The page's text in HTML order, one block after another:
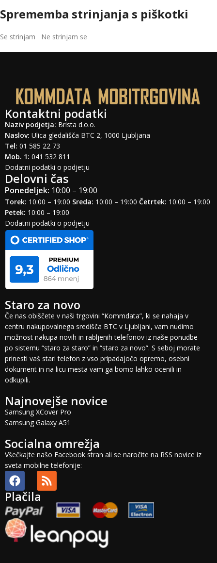
Sprememba strinjanja s piškotki
Se strinjam Ne strinjam se
Kontaktni podatki
Naziv podjetja: Brista d.o.o.
Naslov: Ulica gledališča BTC 2, 1000 Ljubljana
Tel: 01 585 22 73
Mob. 1: 041 532 811
Dodatni podatki o podjetju
Delovni čas
Ponedeljek: 10:00 – 19:00
Torek: 10:00 – 19:00 Sreda: 10:00 – 19:00 Četrtek: 10:00 – 19:00
Petek: 10:00 – 19:00
Dodatni podatki o podjetju
Staro za novo
Če nas obiščete v naši trgovini “Kommdata”, ki se nahaja v
centru nakupovalnega središča BTC v Ljubljani, vam nudimo
možnost nakupa novih in rabljenih telefonov iz naše ponudbe
po sistemu “staro za staro” in “staro za novo”. S seboj morate
prinesti vaš stari telefon z vso pripadajočo opremo, osebni
dokument in na licu mesta vam ga bomo lahko ocenili in
odkupili.
Najnovejše novice
Samsung XCover Pro
Samsung Galaxy A51
Socialna omrežja
Všečkajte našo Facebook stran ali se naročite na RSS novice iz
sveta mobilne telefonije:
Plačila